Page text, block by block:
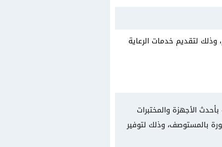
لتقديم خدمات الرعاية
بأحدث الأجهزة والمختبرات
بالمستوصف، وذلك لتوفير